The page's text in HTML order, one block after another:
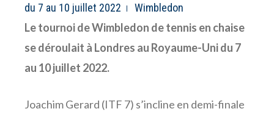
du 7 au 10 juillet 2022 Wimbledon
Le tournoi de Wimbledon de tennis en chaise
se déroulait à Londres au Royaume-Uni du 7
au 10 juillet 2022.
Joachim Gerard (ITF 7) s’incline en demi-finale